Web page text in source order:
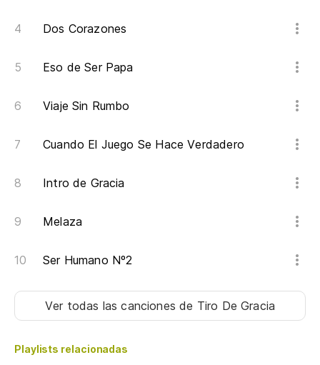
Dos Corazones
Eso de Ser Papa
Viaje Sin Rumbo
Cuando El Juego Se Hace Verdadero
Intro de Gracia
Melaza
Ser Humano Nº2
Ver todas las cancionesde Tiro De Gracia
Playlists relacionadas